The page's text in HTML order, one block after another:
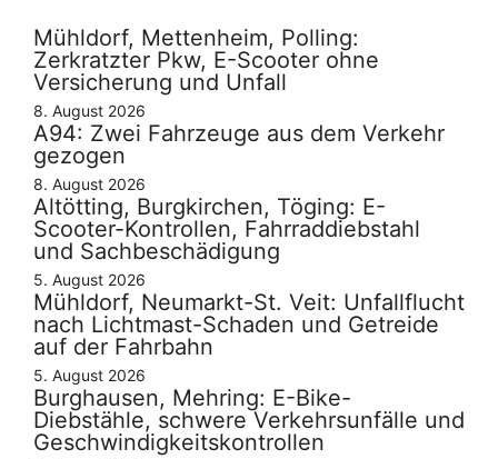
Mühldorf, Mettenheim, Polling:
Zerkratzter Pkw, E-Scooter ohne
Versicherung und Unfall
8. August 2026
A94: Zwei Fahrzeuge aus dem Verkehr
gezogen
8. August 2026
Altötting, Burgkirchen, Töging: E-
Scooter-Kontrollen, Fahrraddiebstahl
und Sachbeschädigung
5. August 2026
Mühldorf, Neumarkt-St. Veit: Unfallflucht
nach Lichtmast-Schaden und Getreide
auf der Fahrbahn
5. August 2026
Burghausen, Mehring: E-Bike-
Diebstähle, schwere Verkehrsunfälle und
Geschwindigkeitskontrollen